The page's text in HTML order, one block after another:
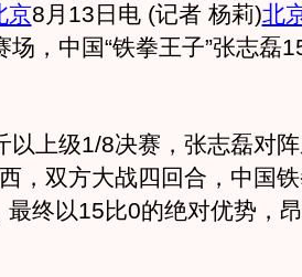
京8月13日电 (记者 杨莉)北
场，中国“铁拳王子”张志磊
上级1/8决赛，张志磊对阵
，双方大战四回合，中国
最终以15比0的绝对优势，